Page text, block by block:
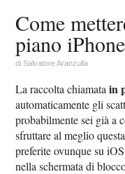
Come
piano iPhone
diSalvatore Aranzulla
La raccolta chiamatain
automaticamente gli
probabilmente sei già a
sfruttare al meglio
preferite ovunque su
nella schermata di